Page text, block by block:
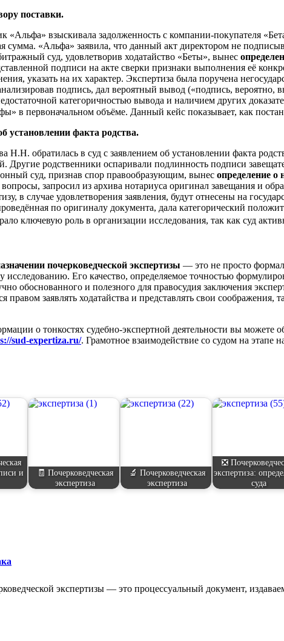
поставки.
«Альфа» взыскивала задолженность с компании-покупателя
сумма. «Альфа» заявила, что данный акт директором не
суд, удовлетворив ходатайство «Беты», вынес
подписи на акте сверки признаки выполнения её
указать на их характер. Экспертиза была поручена
подпись, дал вероятный вывод («подпись,
категоричностью вывода и наличием других
в первоначальном объёме. Данный кейс показывает, как
установлении факта родства.
Н.Н. обратилась в суд с заявлением об установлении факта
Другие родственники оспаривали подлинность подписи
суд, признав спор правообразующим, вынес определение о
запросил из архива нотариуса оригинал завещания и
в случае удовлетворения заявления, будут отнесены на
по оригиналу документа, дала категорический
ключевую роль в организации исследования, так как суд
почерковедческой экспертизы — это не просто
Его качество, определяемое точностью
обоснованного и полезного для правосудия заключения
правом заявлять ходатайства и представлять свои
о тонкостях судебно-экспертной деятельности вы можете
sud-expertiza.ru/. Грамотное взаимодействие со судом на
и
🧾 Почерковедческая
экспертиза
🔬 Почерковедческая
экспертиза
❎
экспертиза:
суда
экспертизы — это процессуальный документ,